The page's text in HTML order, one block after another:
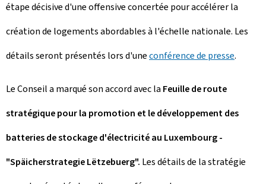
étape décisive d'une offensive concertée pour accélérer la
création de logements abordables à l'échelle nationale. Les
détails seront présentés lors d'uneconférence de presse.
Le Conseil a marqué son accord avec la Feuille de route
stratégique pour la promotion et le développement des
batteries de stockage d'électricité au Luxembourg -
"Späicherstrategie Lëtzebuerg". Les détails de la stratégie